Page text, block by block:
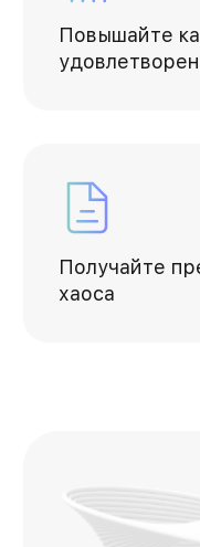
Повышайте
Получайте
хаоса